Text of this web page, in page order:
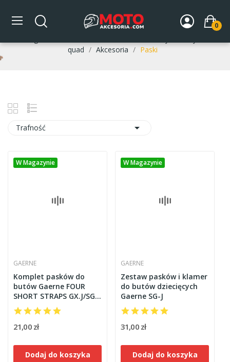
0
Paski
quad
Akcesoria Paski
Trafność 
W Magazynie
GAERNE
Komplet pasków do
butów Gaerne FOUR
SHORT STRAPS GX.J/SG.J
black 4 szt
21,00 zł
Dodaj do koszyka
W Magazynie
GAERNE
Zestaw pasków i klamer
do butów dziecięcych
Gaerne SG-J
31,00 zł
Dodaj do koszyka